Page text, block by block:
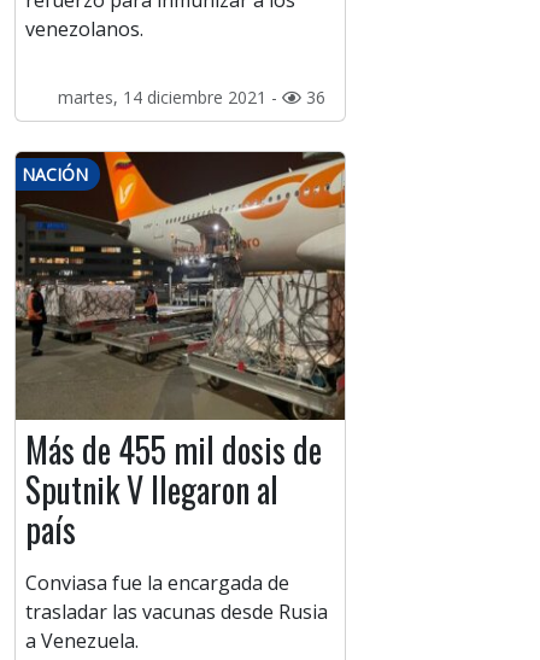
venezolanos.
martes, 14 diciembre 2021 - 36
NACIÓN
Más de 455 mil dosis de
Sputnik V llegaron al
país
Conviasa fue la encargada de
trasladar las vacunas desde Rusia
a Venezuela.